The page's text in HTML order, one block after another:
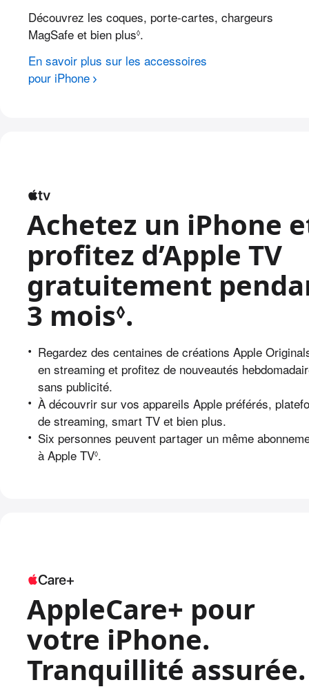
Découvrez les coques, porte‑cartes, chargeurs
MagSafe et bien plus◊.
En savoir plus sur les accessoires
pour iPhone
Achetez un iPhone
profitez d’Apple TV
gratuitement
3 mois◊.
• Regardez des centaines de créations Apple
en streaming et profitez de nouveautés
sans publicité.
• À découvrir sur vos appareils Apple préférés,
de streaming, smart TV et bien plus.
• Six personnes peuvent partager un même
à Apple TV◊.
AppleCare+ pour
votre iPhone.
Tranquillité assurée.